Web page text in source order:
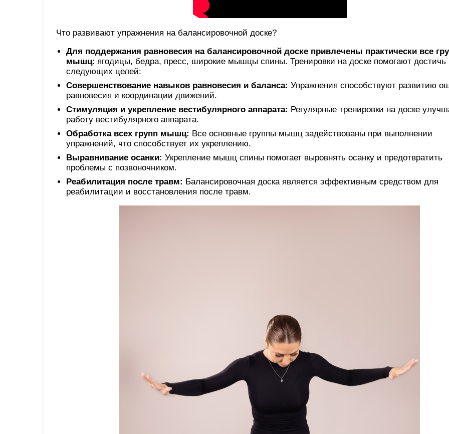
Что развивают упражнения на балансировочной доске?
Для поддержания равновесия на балансировочной доске привлечены практически все
мышц: ягодицы, бедра, пресс, широкие мышцы спины. Тренировки на доске помогают достичь
следующих целей:
Совершенствование навыков равновесия и баланса: Упражнения способствуют развитию
равновесия и координации движений.
Стимуляция и укрепление вестибулярного аппарата: Регулярные тренировки на доске
работу вестибулярного аппарата.
Обработка всех групп мышц: Все основные группы мышц задействованы при выполнении
упражнений, что способствует их укреплению.
Выравнивание осанки: Укрепление мышц спины помогает выровнять осанку и предотвратить
проблемы с позвоночником.
Реабилитация после травм: Балансировочная доска является эффективным средством для
реабилитации и восстановления после травм.